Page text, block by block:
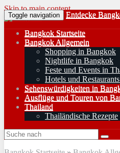
Skip to main content
Toggle navigation Entdecke
Bangkok Startseite
Bangkok Allgemein
Shopping in Bangkok
Nightlife in Bangkok
Feste und Events in
Hotels und
Sehenswürdigkeiten in
Ausflüge und Touren von
Thailand
Thailändische Rezepte